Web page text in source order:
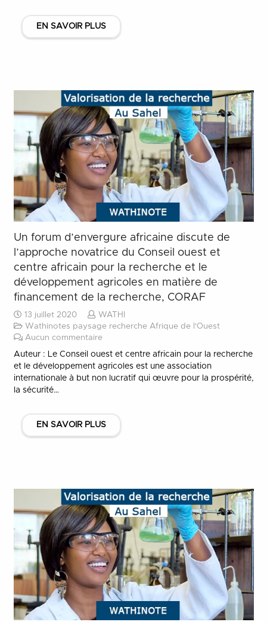
EN SAVOIR PLUS
Un forum d’envergure africaine discute de
l’approche novatrice du Conseil ouest et
centre africain pour la recherche et le
développement agricoles en matière de
financement de la recherche, CORAF
13 juillet 2020
WATHI
Wathinotes paysage recherche Afrique de l'Ouest
Aucun commentaire
Auteur : Le Conseil ouest et centre africain pour la recherche
et le développement agricoles est une association
internationale à but non lucratif qui œuvre pour la prospérité,
la sécurité…
EN SAVOIR PLUS